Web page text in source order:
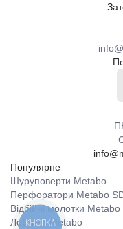
Популярне
Шуруповерти Metabo
Перфоратори Metabo
Відбійні молотки Metabo
Лобзики Metabo
КНОПКА